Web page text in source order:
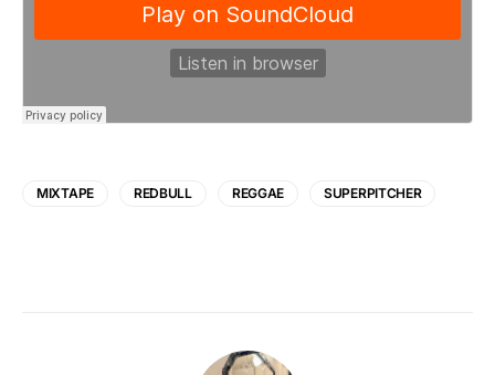
MIXTAPE REDBULL REGGAE SUPERPITCHER